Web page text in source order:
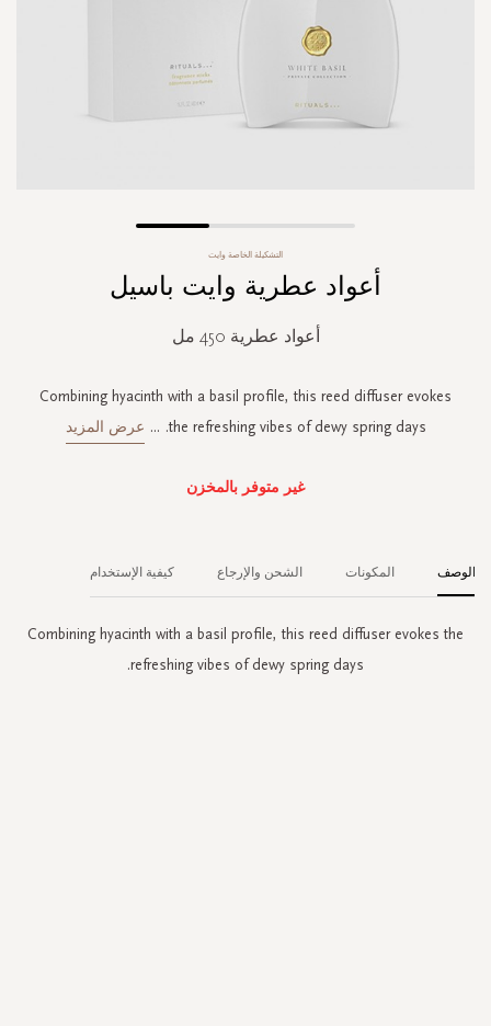
gallery
التشكيلة الخاصة وايت
أعواد عطرية وايت باسيل
أعواد عطرية 450 مل
Combining hyacinth with a basil profile, this reed diffuser evokes
the refreshing vibes of dewy spring days.
... عرض المزيد
غير متوفر بالمخزن
الوصف
Combining hyacinth with a basil profile, this reed diffuser evokes the
refreshing vibes of dewy spring days.
المكونات الشحن والإرجاع كيفية الإستخدام